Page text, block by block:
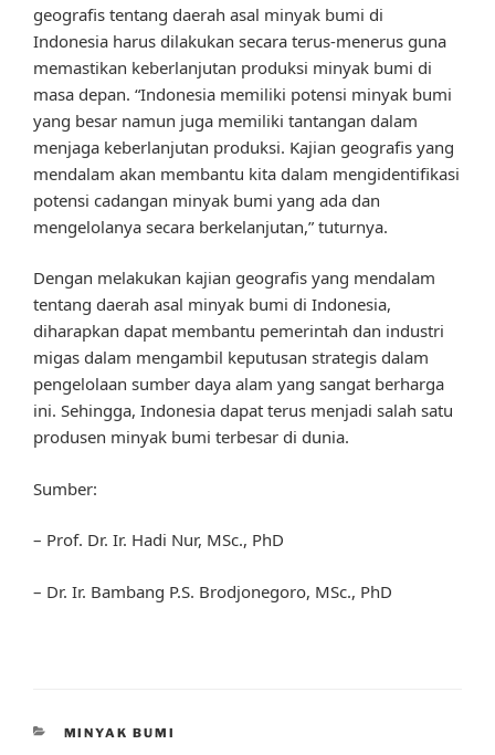
geografis tentang daerah asal minyak bumi di
Indonesia harus dilakukan secara terus-menerus guna
memastikan keberlanjutan produksi minyak bumi di
masa depan. “Indonesia memiliki potensi minyak bumi
yang besar namun juga memiliki tantangan dalam
menjaga keberlanjutan produksi. Kajian geografis yang
mendalam akan membantu kita dalam mengidentifikasi
potensi cadangan minyak bumi yang ada dan
mengelolanya secara berkelanjutan,” tuturnya.
Dengan melakukan kajian geografis yang mendalam
tentang daerah asal minyak bumi di Indonesia,
diharapkan dapat membantu pemerintah dan industri
migas dalam mengambil keputusan strategis dalam
pengelolaan sumber daya alam yang sangat berharga
ini. Sehingga, Indonesia dapat terus menjadi salah satu
produsen minyak bumi terbesar di dunia.
Sumber:
– Prof. Dr. Ir. Hadi Nur, MSc., PhD
– Dr. Ir. Bambang P.S. Brodjonegoro, MSc., PhD
CATEGORIES
MINYAK BUMI